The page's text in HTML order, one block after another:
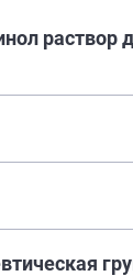
раствор